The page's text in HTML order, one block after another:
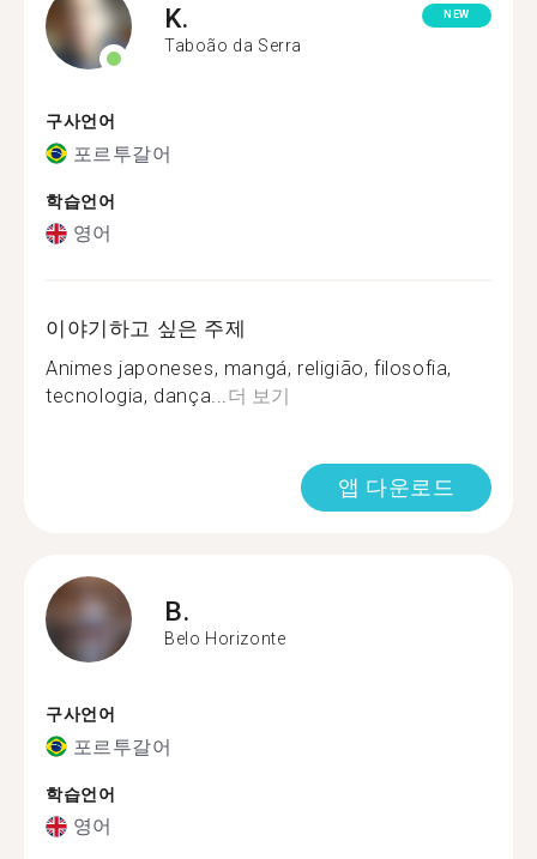
K.
Taboão da Serra
NEW
구사언어
포르투갈어
학습언어
영어
이야기하고 싶은 주제
Animes japoneses, mangá, religião, filosofia,
tecnologia, dança...더 보기
앱 다운로드
B.
Belo Horizonte
구사언어
포르투갈어
학습언어
영어